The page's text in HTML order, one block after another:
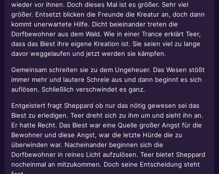
wieder vor ihnen. Doch dieses Mal ist es größer. Sehr viel
größer. Entsetzt blicken die Freunde die Kreatur an, doch dann
kommt unerwartete Hilfe. Dicht beieinander treten die
Dorfbewohner aus dem Wald. Wie in einer Trance erklärt Teer,
dass das Biest ihre eigene Kreation ist. Sie seien viel zu lange
davor weggelaufen und jetzt werden sie kämpfen.
Gemeinsam schreiten sie zu dem Ungeheuer. Das Wesen stößt
immer mehr und lautere Schreie aus und dann beginnt es sich
auflösen. Schließlich verschwindet es ganz.
Entgeistert fragt Sheppard ob nur das nötig gewesen sei das
Biest zu erledigen. Teer dreht sich zu ihm um und sieht ihn an.
Er hatte Recht. Das Biest war eine Quelle großer Angst für die
Bewohner und diese Angst, war die letzte Hürde die zu
überwinden war. Nacheinander beginnen sich die
Dorfbewohner in reines Licht aufzulösen. Teer bietet Sheppard
nocheinmal an mitzukommen. Doch seine Entscheidung steht